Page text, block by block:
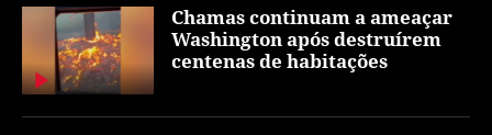
Chamas continuam a ameaçar
Washington após destruírem
centenas de habitações